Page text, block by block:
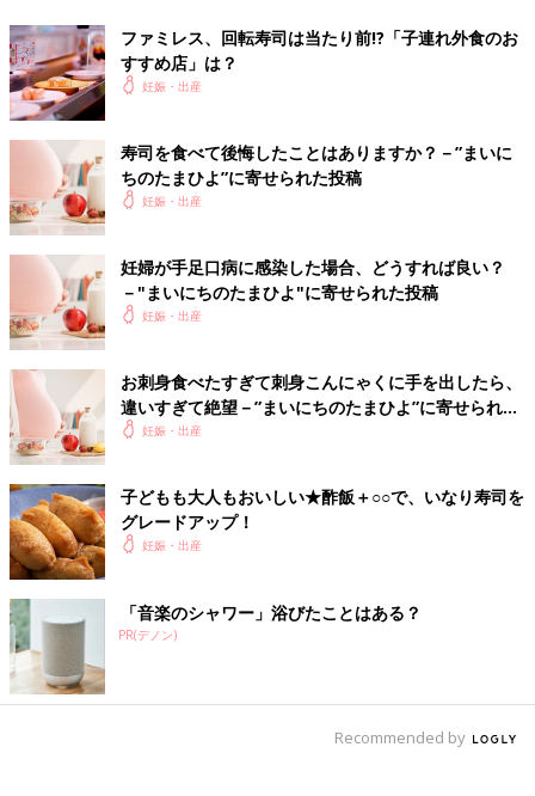
ファミレス、回転寿司は当たり前!?「子連れ外食のお
すすめ店」は？
妊娠・出産
寿司を食べて後悔したことはありますか？－”まいに
ちのたまひよ”に寄せられた投稿
妊娠・出産
妊婦が手足口病に感染した場合、どうすれば良い？
－"まいにちのたまひよ"に寄せられた投稿
妊娠・出産
お刺身食べたすぎて刺身こんにゃくに手を出したら、
違いすぎて絶望－”まいにちのたまひよ”に寄せられた
投稿妊娠・出産
子どもも大人もおいしい★酢飯＋○○で、いなり寿司を
グレードアップ！
妊娠・出産
「音楽のシャワー」浴びたことはある？
PR(デノン)
Recommended by